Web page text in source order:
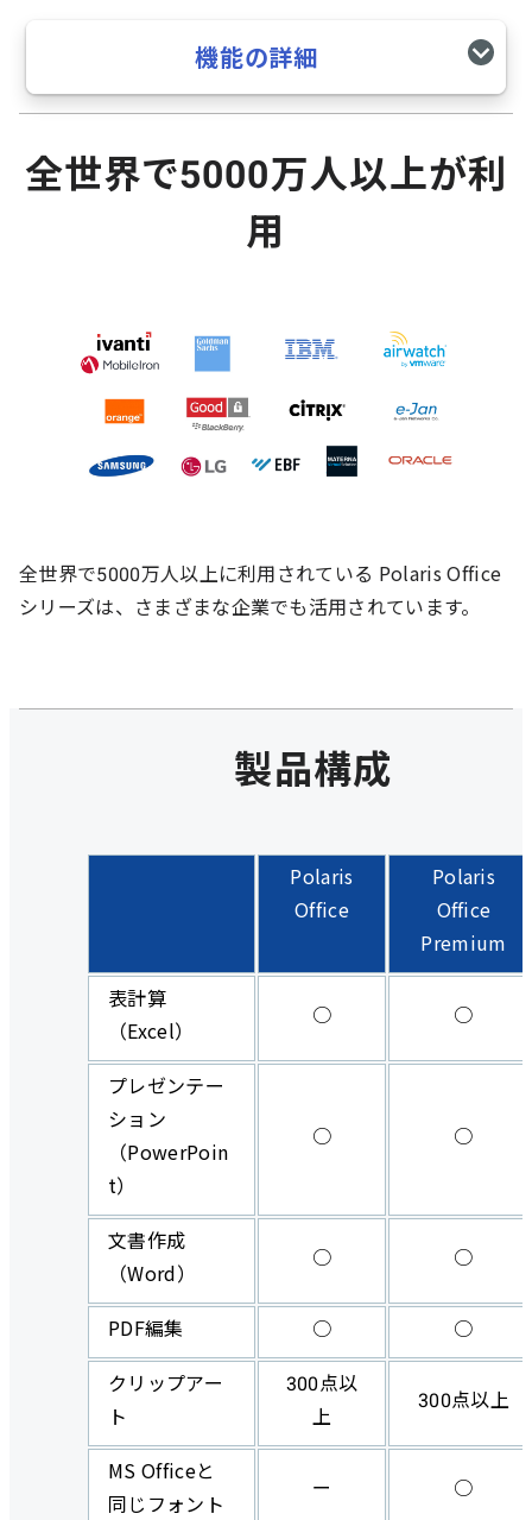
機能の詳細
全世界で5000万人以上が利
用
全世界で5000万人以上に利用されている Polaris Office
シリーズは、さまざまな企業でも活用されています。
製品構成
Polaris
Office
Polaris
Office
Premium
表計算
（Excel）
○ ○
プレゼンテー
ション
（PowerPoin
t）
○ ○
文書作成
（Word）
○ ○
PDF編集 ○
○
クリップアー
ト
300点以
上
300点以上
MS Officeと
同じフォント
ー ○